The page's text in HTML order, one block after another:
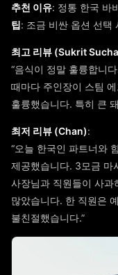
추천 이유: 정통 한국 바
팁: 조금 비싼 옵션 선택
최고 리뷰 (Sukrit
“음식이 정말 훌륭합니
때마다 주인장이 스팀
훌륭했습니다. 특히 큰
최저 리뷰 (Chan):
“오늘 한국인 파트너와
제공했습니다. 3모금 마
사장님과 직원들이 사
많았습니다. 한 직원은
불친절했습니다.”